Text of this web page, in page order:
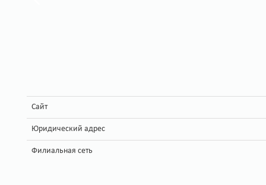
Сайт
Юридический адрес
Филиальная сеть